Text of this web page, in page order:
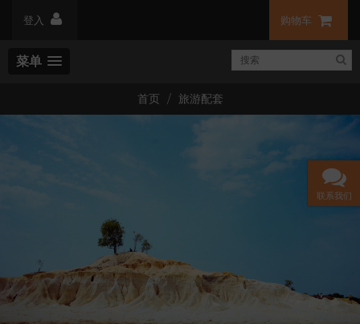
登入 购物车
菜单
首页 旅游配套
联系我们